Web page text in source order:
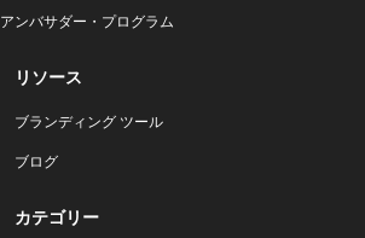
アンバサダー・プログラム
リソース
ブランディング ツール
ブログ
カテゴリー